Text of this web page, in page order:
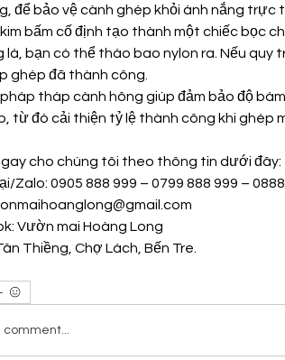
để bảo vệ cành ghép khỏi ánh nắng trực
kim bấm cố định tạo thành một chiếc bọc
lá, bạn có thể tháo bao nylon ra. Nếu quy
ghép đã thành công.
tháp cành hông giúp đảm bảo độ
từ đó cải thiện tỷ lệ thành công khi ghép
cho chúng tôi theo thông tin dưới đây:
Zalo: 0905 888 999 – 0799 888 999 –
Vườn mai Hoàng Long
Thiềng, Chợ Lách, Bến Tre.